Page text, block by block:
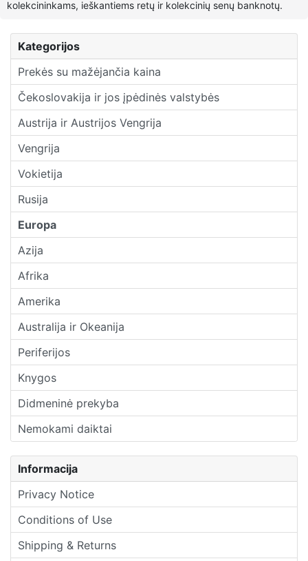
Kategorijos
Prekės su mažėjančia kaina
Čekoslovakija ir jos įpėdinės valstybės
Austrija ir Austrijos Vengrija
Vengrija
Vokietija
Rusija
Europa
Azija
Afrika
Amerika
Australija ir Okeanija
Periferijos
Knygos
Didmeninė prekyba
Nemokami daiktai
Informacija
Privacy Notice
Conditions of Use
Shipping & Returns
kolekcininkams, ieškantiems retų ir kolekcinių senų banknotų.